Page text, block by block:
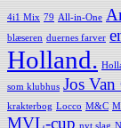
4i1 Mix 79 All-in-One
blæseren duernes farver
Holland.
som klubhus Jos
krakterbog Locco M&C
MVL-cup nyt slag